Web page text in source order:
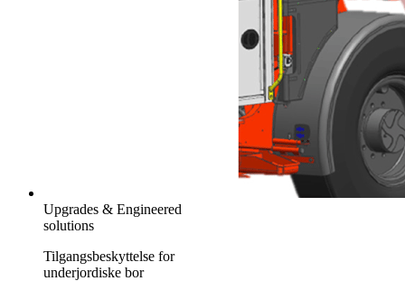
Upgrades & Engineered
solutions
Tilgangsbeskyttelse for
underjordiske bor